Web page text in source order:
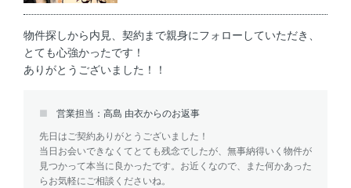
物件探しから内見、契約まで親身にフォローしていただき、
とても心強かったです！
ありがとうございました！！
営業担当：高島 由衣からのお返事
先日はご契約ありがとうございました！
当日お会いできなくてとても残念でしたが、無事納得いく物件が
見つかって本当に良かったです。お近くなので、また何かあった
らお気軽にご相談くださいね。